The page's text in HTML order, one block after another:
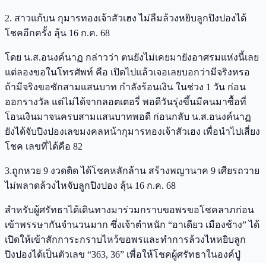
2. สาวแก้บน กุมารทองเจ้าสัวเฮง ไม่ลืมล้วงหยิบลูกปิงปองได้
โชคอีกครั้ง ลุ้น 16 ก.ค. 68
โดย น.ส.อนงค์นาฏ กล่าวว่า ตนยังไม่เคยมายังอาศรมแห่งนี้เลย
แต่ลองขอในโทรศัพท์ คือ เปิดไปแล้วเจอเลยบอกว่ามีจริงหรอ
ถ้ามีจริงขอซักสามแสนบาท กำลังร้อนเงิน ในช่วง 1 วัน ก่อน
ออกรางวัล แต่ไม่ได้จากลอตเตอรี่ พอดีวันรุ่งขึ้นมีคนมาซื้อที่
โอนเงินมาจนครบสามแสนบาทพอดี ก่อนกลับ น.ส.อนงค์นาฏ
ยังได้จับปิงปองเลขมงคลหน้ากุมารทองเจ้าสัวเฮง เพื่อนำไปเสี่ยง
โชค เลขที่ได้คือ 82
3.ถูกหวย 9 งวดติด ได้โชคหลักล้าน สร้างพญานาค 9 เศียรถวาย
ไม่พลาดล้วงไหจับลูกปิงปอง ลุ้น 16 ก.ค. 68
สำหรับผู้ศรัทธาได้เดินทางมาร่วมกราบขอพรขอโชคลาภก่อน
เข้าพรรษากันจำนวนมาก ซึ่งเจ้าตำหนัก “อาเดียว เมืองช้าง” ได้
เปิดให้เข้าสักการะกราบไหว้ขอพรและทำการล้วงไหหยิบลูก
ปิงปองได้เป็นตัวเลข “363, 36” เพื่อให้โชคผู้ศรัทธาในองค์ปู่